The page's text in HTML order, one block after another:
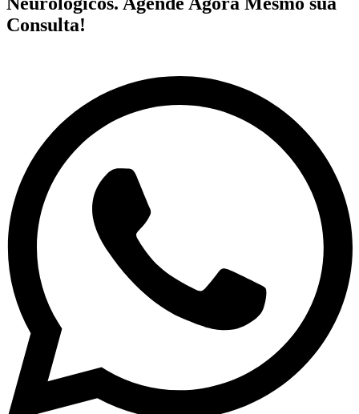
Consulta!